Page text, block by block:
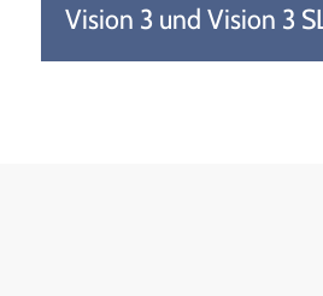
Vision 3 und Vision 3